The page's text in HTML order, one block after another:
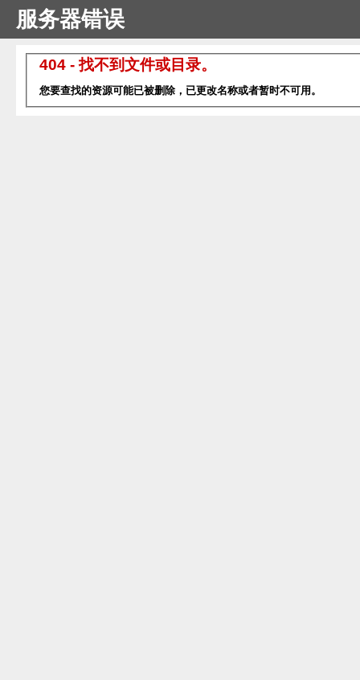
服务器错误
404 - 找不到文件或目录。
您要查找的资源可能已被删除，已更改名称或者暂时不可用。